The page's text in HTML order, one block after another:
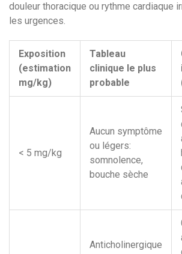
douleur thoracique ou rythme cardiaque
les urgences.
Exposition
(estimation
mg/kg)
Tableau
clinique le plus
probable
< 5 mg/kg
Aucun symptôme
ou légers:
somnolence,
bouche sèche
Anticholinergique